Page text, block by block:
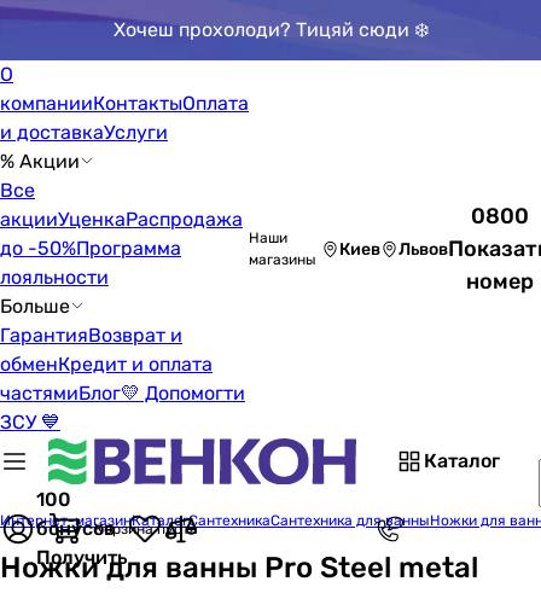
Хочеш прохолоди? Тицяй сюди ❄️
О
компанииКонтактыОплата
и доставкаУслуги
% Акции
Все
акцииУценкаРаспродажа
до -50%Программа
лояльности
Больше
ГарантияВозврат и
обменКредит и оплата
частямиБлог💛 Допомогти
ЗСУ 💙
Наши
магазины
Киев Львов
0800
номер
Каталог
100
бонусов
Получить
Корзина пуста
Интернет-магазинКаталогСантехникаСантехника для ванныНожки для
Ножки для ванны Pro Steel metal